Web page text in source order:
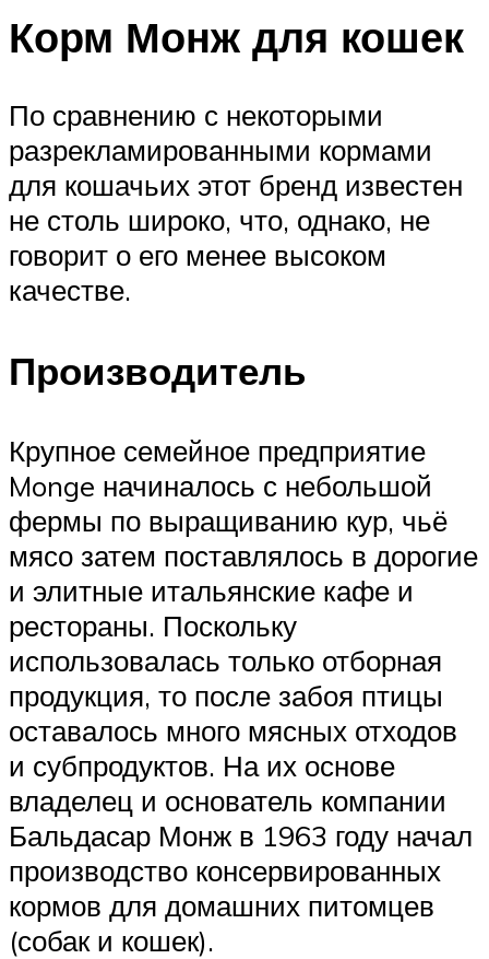
Корм Монж для кошек
По сравнению с некоторыми
разрекламированными кормами
для кошачьих этот бренд известен
не столь широко, что, однако, не
говорит о его менее высоком
качестве.
Производитель
Крупное семейное предприятие
Monge начиналось с небольшой
фермы по выращиванию кур, чьё
мясо затем поставлялось в дорогие
и элитные итальянские кафе и
рестораны. Поскольку
использовалась только отборная
продукция, то после забоя птицы
оставалось много мясных отходов
и субпродуктов. На их основе
владелец и основатель компании
Бальдасар Монж в 1963 году начал
производство консервированных
кормов для домашних питомцев
(собак и кошек).